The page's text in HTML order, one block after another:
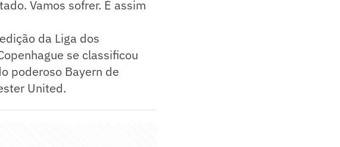
Vamos sofrer. É assim
da Liga dos
se classificou
poderoso Bayern de
United.